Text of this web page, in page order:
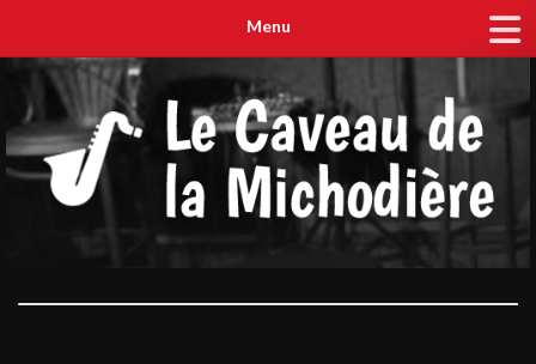
Menu